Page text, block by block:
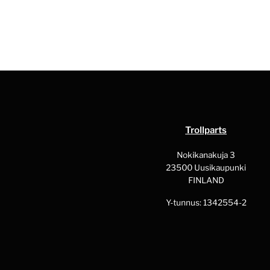
Trollparts
Nokikanakuja 3
23500 Uusikaupunki
FINLAND
Y-tunnus: 1342554-2